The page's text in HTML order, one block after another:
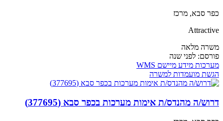
כפר סבא, מרכז
Attractive
משרה מלאה
פורסם: לפני שנה
מערכות מידע מיישם WMS
הגשת מועמדות למשרה
דרוש/ה מהנדס/ת אימות מערכות בכפר סבא (377695)